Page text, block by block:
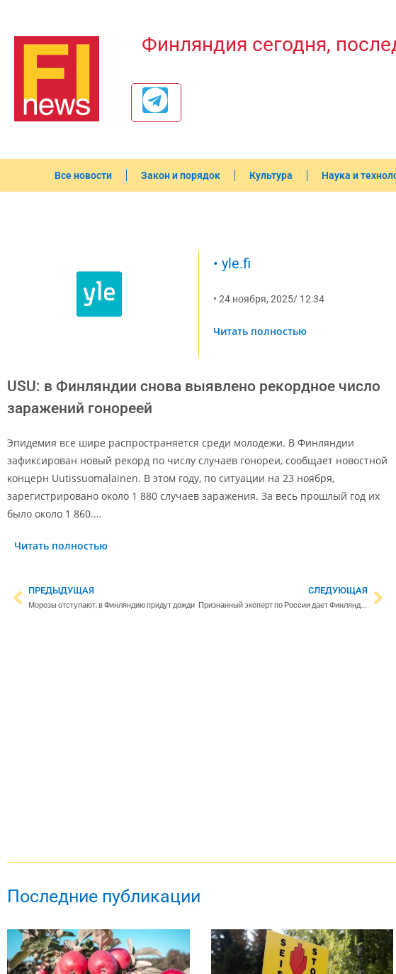
Финляндия сегодня,
Все новости Закон и порядок Культура Наука и
• yle.fi
• 24 ноября, 2025/ 12:34
Читать полностью
USU: в Финляндии снова выявлено рекордное число
заражений гонореей
Эпидемия все шире распространяется среди молодежи. В Финляндии
зафиксирован новый рекорд по числу случаев гонореи, сообщает новостной
концерн Uutissuomalainen. В этом году, по ситуации на 23 ноября,
зарегистрировано около 1 880 случаев заражения. За весь прошлый год их
было около 1 860.…
Читать полностью
ПРЕДЫДУЩАЯ
Морозы отступают: в Финляндию придут дожди
СЛЕДУЮЩАЯ
Признанный эксперт по России дает Финляндии советы по подготовке к гибридным угрозам с российской стороны
Последние публикации